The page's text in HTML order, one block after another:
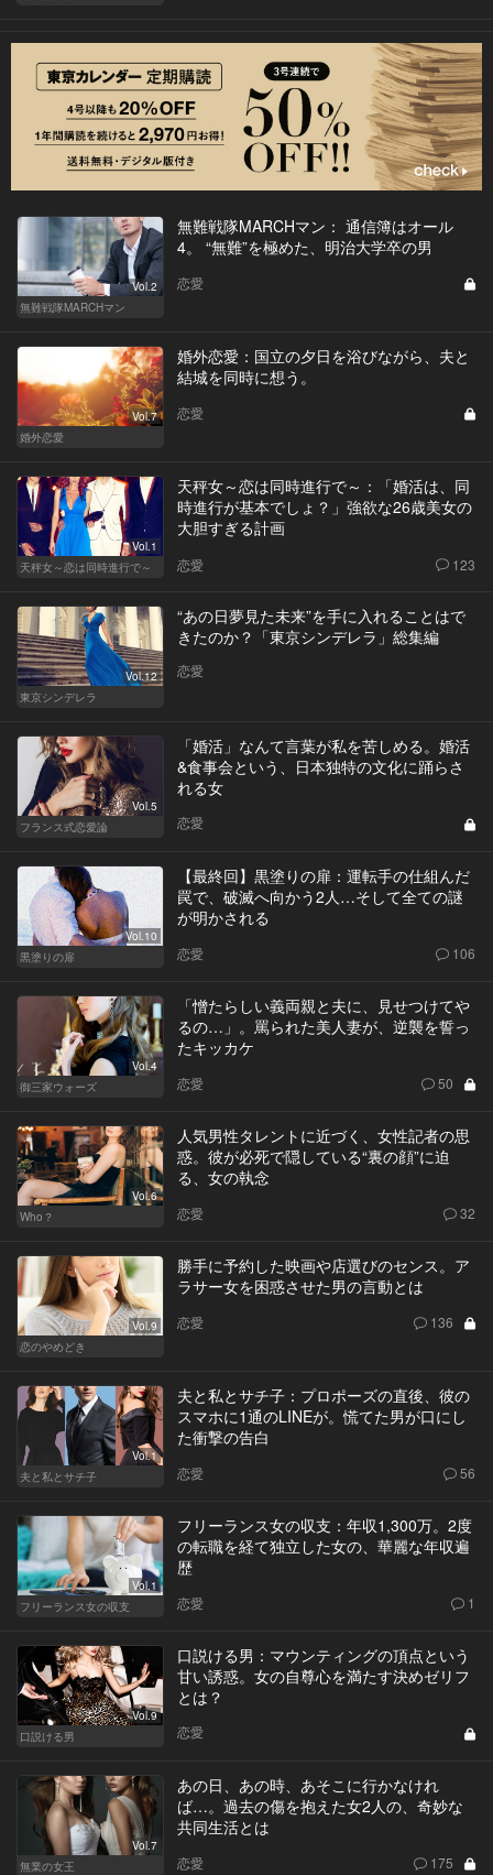
Vol.2
無難戦隊MARCHマン
無難戦隊MARCHマン： 通信簿はオール
4。 “無難”を極めた、明治大学卒の男
恋愛
Vol.7
婚外恋愛
婚外恋愛：国立の夕日を浴びながら、夫と
結城を同時に想う。
恋愛
Vol.1
天秤女～恋は同時進行で～
天秤女～恋は同時進行で～：「婚活は、同
時進行が基本でしょ？」強欲な26歳美女の
大胆すぎる計画
恋愛 123
Vol.12
東京シンデレラ
“あの日夢見た未来”を手に入れることはで
きたのか？「東京シンデレラ」総集編
恋愛
Vol.5
フランス式恋愛論
「婚活」なんて言葉が私を苦しめる。婚活
&食事会という、日本独特の文化に踊らさ
れる女
恋愛
Vol.10
黒塗りの扉
【最終回】黒塗りの扉：運転手の仕組んだ
罠で、破滅へ向かう2人…そして全ての謎
が明かされる
恋愛 106
Vol.4
御三家ウォーズ
「憎たらしい義両親と夫に、見せつけてや
るの…」。罵られた美人妻が、逆襲を誓っ
たキッカケ
恋愛 50
Vol.6
Who？
人気男性タレントに近づく、女性記者の思
惑。彼が必死で隠している“裏の顔”に迫
る、女の執念
恋愛 32
Vol.9
恋のやめどき
勝手に予約した映画や店選びのセンス。ア
ラサー女を困惑させた男の言動とは
恋愛 136
Vol.1
夫と私とサチ子
夫と私とサチ子：プロポーズの直後、彼の
スマホに1通のLINEが。慌てた男が口にし
た衝撃の告白
恋愛 56
Vol.1
フリーランス女の収支
フリーランス女の収支：年収1,300万。2度
の転職を経て独立した女の、華麗な年収遍
歴
恋愛 1
Vol.9
口説ける男
口説ける男：マウンティングの頂点という
甘い誘惑。女の自尊心を満たす決めゼリフ
とは？
恋愛
Vol.7
無業の女王
あの日、あの時、あそこに行かなけれ
ば…。過去の傷を抱えた女2人の、奇妙な
共同生活とは
恋愛 175